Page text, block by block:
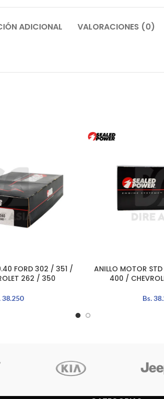
ADICIONAL VALORACIONES (0)
FORD 302 / 351 /
262 / 350
38.250
AÑADIR AL CARRITO
ANILLO MOTOR
400 /
Bs.